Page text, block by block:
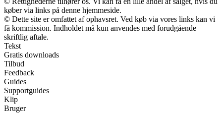
køber via links på denne hjemmeside.
© Dette site er omfattet af ophavsret. Ved køb via vores links kan vi
få kommission. Indholdet må kun anvendes med forudgående
skriftlig aftale.
Tekst
Gratis downloads
Tilbud
Feedback
Guides
Supportguides
Klip
Bruger